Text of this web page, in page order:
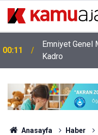
00:11
Emniyet Genel
Kadro
Anasayfa Haber